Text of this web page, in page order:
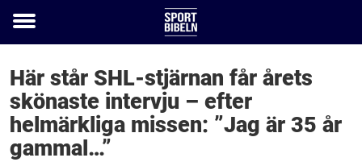
Toggle
Här står SHL-stjärnan får årets
skönaste intervju – efter
helmärkliga missen: ”Jag är 35 år
gammal…”